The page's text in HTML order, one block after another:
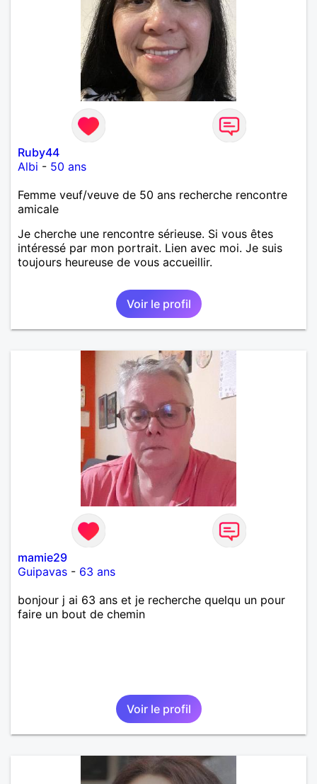
Ruby44
Albi - 50 ans
Femme veuf/veuve de 50 ans recherche rencontre
amicale
Je cherche une rencontre sérieuse. Si vous êtes
intéressé par mon portrait. Lien avec moi. Je suis
toujours heureuse de vous accueillir.
Voir le profil
mamie29
Guipavas - 63 ans
bonjour j ai 63 ans et je recherche quelqu un pour
faire un bout de chemin
Voir le profil